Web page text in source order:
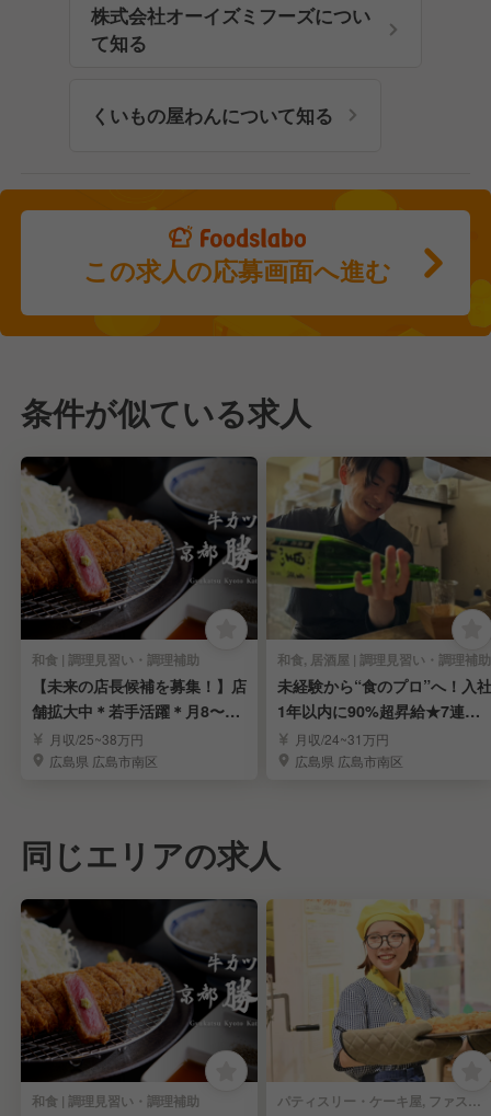
株式会社オーイズミフーズについ
て知る
くいもの屋わんについて知る
この求人の応募画面へ進む
条件が似ている求人
和食 | 調理見習い・調理補助
【未来の店長候補を募集！】店
舗拡大中＊若手活躍＊月8〜9
日休＊人間関係良し
月収/25~38万円
広島県 広島市南区
和食, 居酒屋 | 調理見習い・調理補助
未経験から“食のプロ”へ！入社
1年以内に90%超昇給★7連休
も取得可能！
月収/24~31万円
広島県 広島市南区
同じエリアの求人
和食 | 調理見習い・調理補助 パティスリー・ケーキ屋, ファストフード | 調理見習い・調理補助